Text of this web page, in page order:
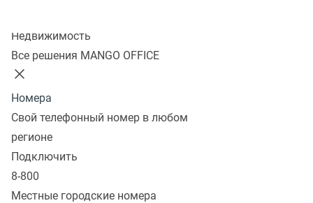
Недвижимость
Все решения MANGO OFFICE
Номера
Свой телефонный номер в любом
регионе
Подключить
8-800
Местные городские номера
Что такое виртуальный
мобильный (или DEF) номер?
Это номер, телефонный код которого выглядит
как у любого мобильного, но работает не через